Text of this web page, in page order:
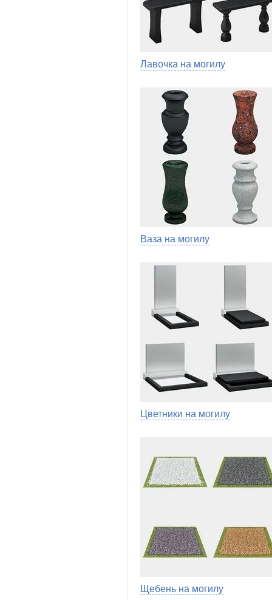
Лавочка на могилу
Ваза на могилу
Цветники на могилу
Щебень на могилу